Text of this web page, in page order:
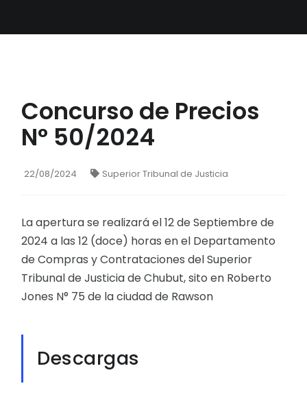
Concurso de Precios
N° 50/2024
22/08/2024 Superior Tribunal de Justicia
La apertura se realizará el 12 de Septiembre de
2024 a las 12 (doce) horas en el Departamento
de Compras y Contrataciones del Superior
Tribunal de Justicia de Chubut, sito en Roberto
Jones N° 75 de la ciudad de Rawson
Descargas